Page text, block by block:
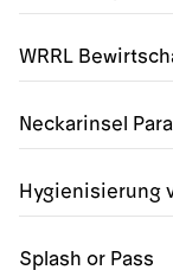
WRRL
Neckarinsel
Hygienisierung
Splash or Pass